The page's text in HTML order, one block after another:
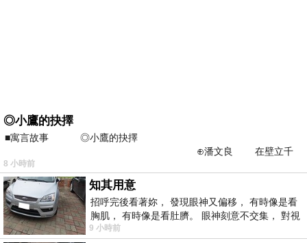
◎小鷹的抉擇
■寓言故事 ◎小鷹的抉擇
⊕潘文良 在壁立千
仞的懸崖上，有一座遮天蔽
8 小時前
知其用意
招呼完後看著妳， 發現眼神又偏移， 有時像是看
胸肌， 有時像是看肚臍。 眼神刻意不交集， 對視
視線不對齊， 讓我很難不
9 小時前